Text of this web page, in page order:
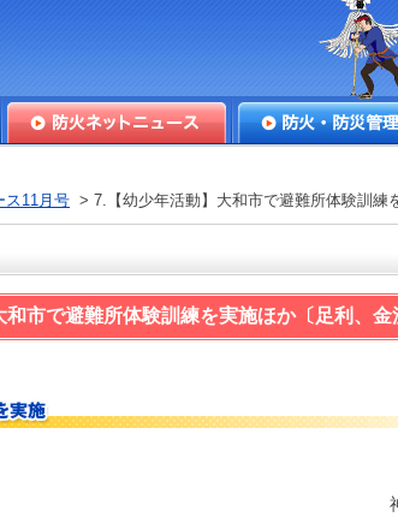
ス11月号 > 7.【幼少年活動】大和市で避難所体験訓練
市で避難所体験訓練を実施ほか〔足利、金